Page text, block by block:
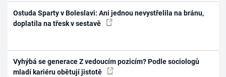
Ostuda Sparty v Boleslavi: Ani jednou nevystřelila na bránu,
doplatila na třesk v sestavě
Vyhýbá se generace Z vedoucím pozicím? Podle sociologů
mladí kariéru obětují jistotě